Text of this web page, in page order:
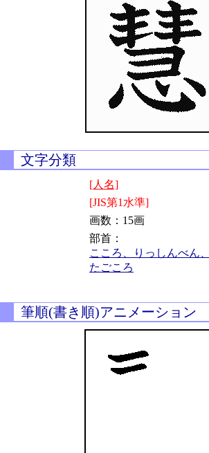
文字分類
[人名]
[JIS第1水準]
画数：15画
部首：
こころ、りっしんべん
たごころ
筆順(書き順)アニメーション